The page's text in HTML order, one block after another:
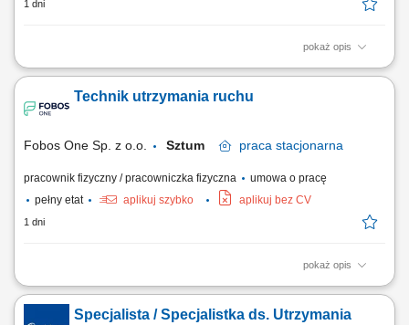
1 dni
pokaż opis
Zakres obowiązków: Zapewnienie sprawności technicznej maszyn i
konserwację. Usuwanie awarii oraz podejmowanie działań
ograniczających ryzyko przestojów produkcyjnych. Wykonywanie
Technik utrzymania ruchu
Fobos One Sp. z o.o. Sztum praca stacjonarna
pracownik fizyczny / pracowniczka fizyczna
umowa o pracę
pełny etat
aplikuj szybko aplikuj bez CV
1 dni
pokaż opis
Twój zakres obowiązków: Utrzymywanie maszyn i urządzeń w dobrym
stanie technicznym; Regularne dokonywanie przeglądów okresowych
maszyn i urządzeń; Szybka reakcja na awarie maszyn w celu uniknięcia
Specjalista / Specjalistka ds. Utrzymania